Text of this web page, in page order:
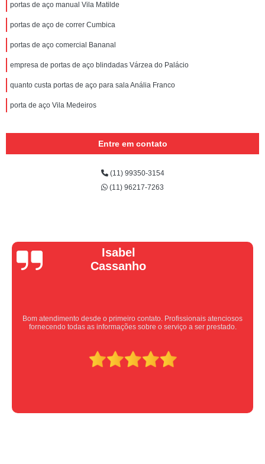
portas de aço manual Vila Matilde
portas de aço de correr Cumbica
portas de aço comercial Bananal
empresa de portas de aço blindadas Várzea do Palácio
quanto custa portas de aço para sala Anália Franco
porta de aço Vila Medeiros
Entre em contato
(11) 99350-3154
(11) 96217-7263
Vera Maria
Equipe nota 10, trabalho rápido com excelência , super organizados.
Super indico.